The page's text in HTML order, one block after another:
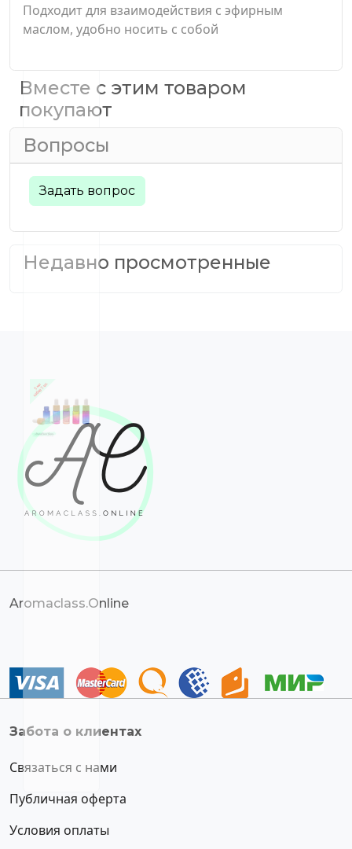
Подходит для взаимодействия с эфирным
маслом, удобно носить с собой
Вместе с этим товаром
покупают
Вопросы
Задать вопрос
Недавно просмотренные
Aromaclass.Online
Забота о клиентах
Связаться с нами
Публичная оферта
Условия оплаты